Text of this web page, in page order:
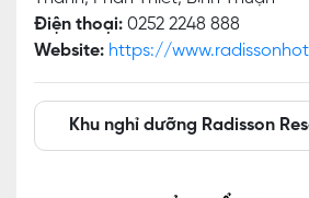
Điện thoại: 0252 2248 888
Website: https://
Khu nghỉ dưỡng Radisson